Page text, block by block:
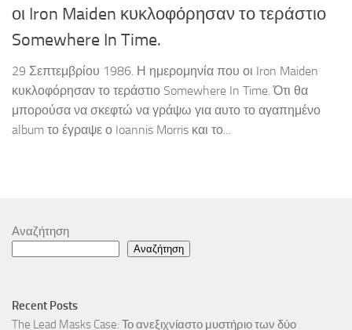
οι Iron Maiden κυκλοφόρησαν το τεράστιο
Somewhere In Time.
29 Σεπτεμβρίου 1986. Η ημερομηνία που οι Iron Maiden
κυκλοφόρησαν το τεράστιο Somewhere In Time. Ότι θα
μπορούσα να σκεφτώ να γράψω για αυτο το αγαπημένο
album το έγραψε ο Ioannis Morris και το...
Αναζήτηση
Αναζήτηση
Recent Posts
The Lead Masks Case: Το ανεξιχνίαστο μυστήριο των δύο